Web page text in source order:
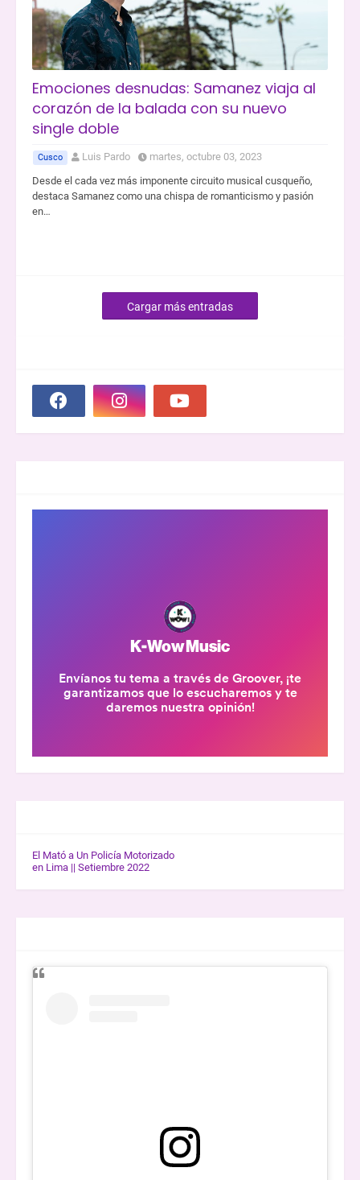
Emociones desnudas: Samanez viaja al
corazón de la balada con su nuevo
single doble
Cusco Luis Pardo
martes, octubre 03, 2023
Desde el cada vez más imponente circuito musical cusqueño,
destaca Samanez como una chispa de romanticismo y pasión
en…
Cargar más entradas
El Mató a Un Policía Motorizado
en Lima || Setiembre 2022